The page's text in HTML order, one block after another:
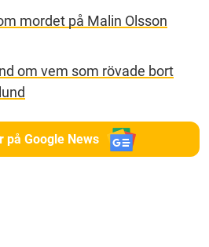
mordet på Malin Olsson
om vem som rövade bort
på Google News